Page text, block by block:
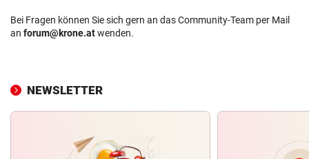
Bei Fragen können Sie sich gern an das Community-Team per Mail
an forum@krone.atwenden.
NEWSLETTER